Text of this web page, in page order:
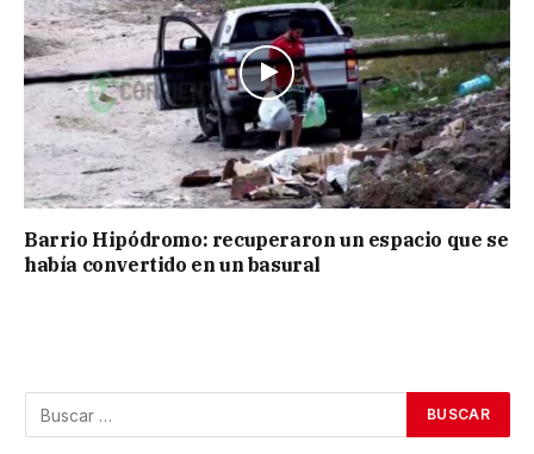
Barrio Hipódromo: recuperaron un espacio que se
había convertido en un basural